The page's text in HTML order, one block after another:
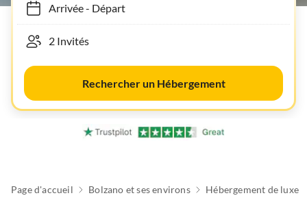
Arrivée- Départ
Rechercher un Hébergement
Page d'accueil Bolzano et ses environs Hébergement de luxe